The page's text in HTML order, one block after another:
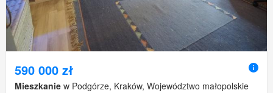
590 000 zł
Mieszkanie w Podgórze, Kraków, Województwo małopolskie